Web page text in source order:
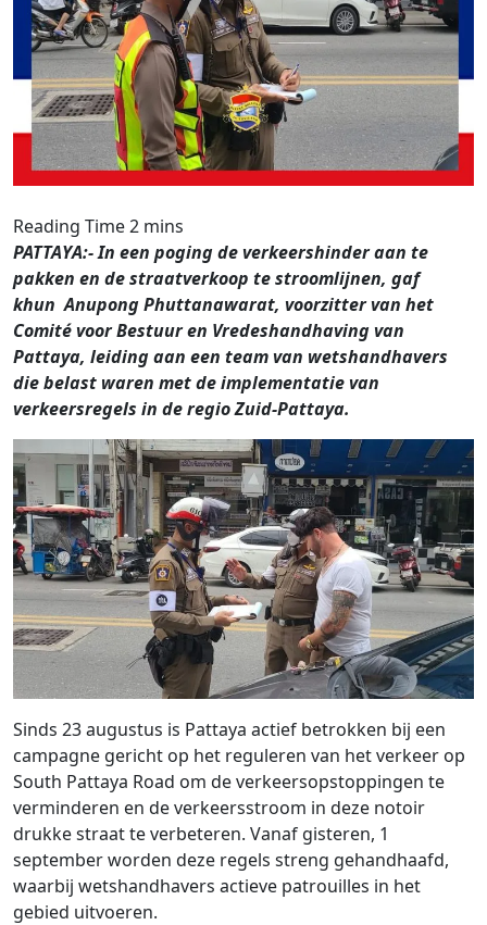
PATTAYA:- In een poging de verkeershinder aan te
pakken en de straatverkoop te stroomlijnen, gaf
khun Anupong Phuttanawarat, voorzitter van het
Comité voor Bestuur en Vredeshandhaving van
Pattaya, leiding aan een team van wetshandhavers
die belast waren met de implementatie van
verkeersregels in de regio Zuid-Pattaya.
Sinds 23 augustus is Pattaya actief betrokken bij een
campagne gericht op het reguleren van het verkeer op
South Pattaya Road om de verkeersopstoppingen te
verminderen en de verkeersstroom in deze notoir
drukke straat te verbeteren. Vanaf gisteren, 1
september worden deze regels streng gehandhaafd,
waarbij wetshandhavers actieve patrouilles in het
gebied uitvoeren.